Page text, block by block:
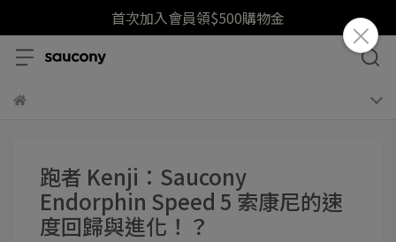
首次加入會員領$500購物金
跑者 Kenji：Saucony
Endorphin Speed 5 索康尼的速
度回歸與進化！？